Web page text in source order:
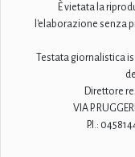
È vietata la
l'elaborazione senza
Testata giornalistica
Direttore
VIA P.
P.I.: